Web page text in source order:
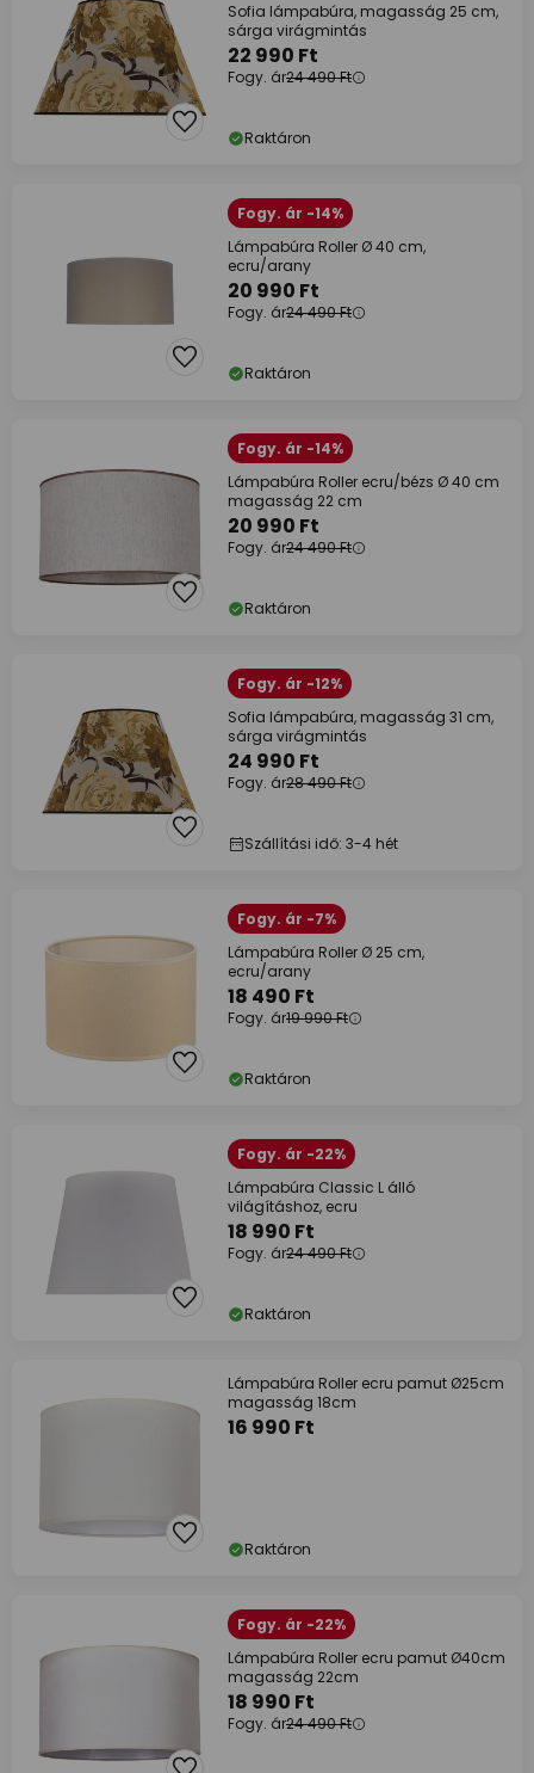
Sofia lámpabúra, magasság 25 cm,
sárga virágmintás
22 990 Ft
Fogy. ár24 490 Ft
Raktáron
Fogy. ár -14%
Lámpabúra Roller Ø 40 cm,
ecru/arany
20 990 Ft
Fogy. ár24 490 Ft
Raktáron
Fogy. ár -14%
Lámpabúra Roller ecru/bézs Ø 40 cm
magasság 22 cm
20 990 Ft
Fogy. ár24 490 Ft
Raktáron
Fogy. ár -12%
Sofia lámpabúra, magasság 31 cm,
sárga virágmintás
24 990 Ft
Fogy. ár28 490 Ft
Szállítási idő: 3-4 hét
Fogy. ár -7%
Lámpabúra Roller Ø 25 cm,
ecru/arany
18 490 Ft
Fogy. ár19 990 Ft
Raktáron
Fogy. ár -22%
Lámpabúra Classic L álló
világításhoz, ecru
18 990 Ft
Fogy. ár24 490 Ft
Raktáron
Lámpabúra Roller ecru pamut Ø25cm
magasság 18cm
16 990 Ft
Raktáron
Fogy. ár -22%
Lámpabúra Roller ecru pamut Ø40cm
magasság 22cm
18 990 Ft
Fogy. ár24 490 Ft